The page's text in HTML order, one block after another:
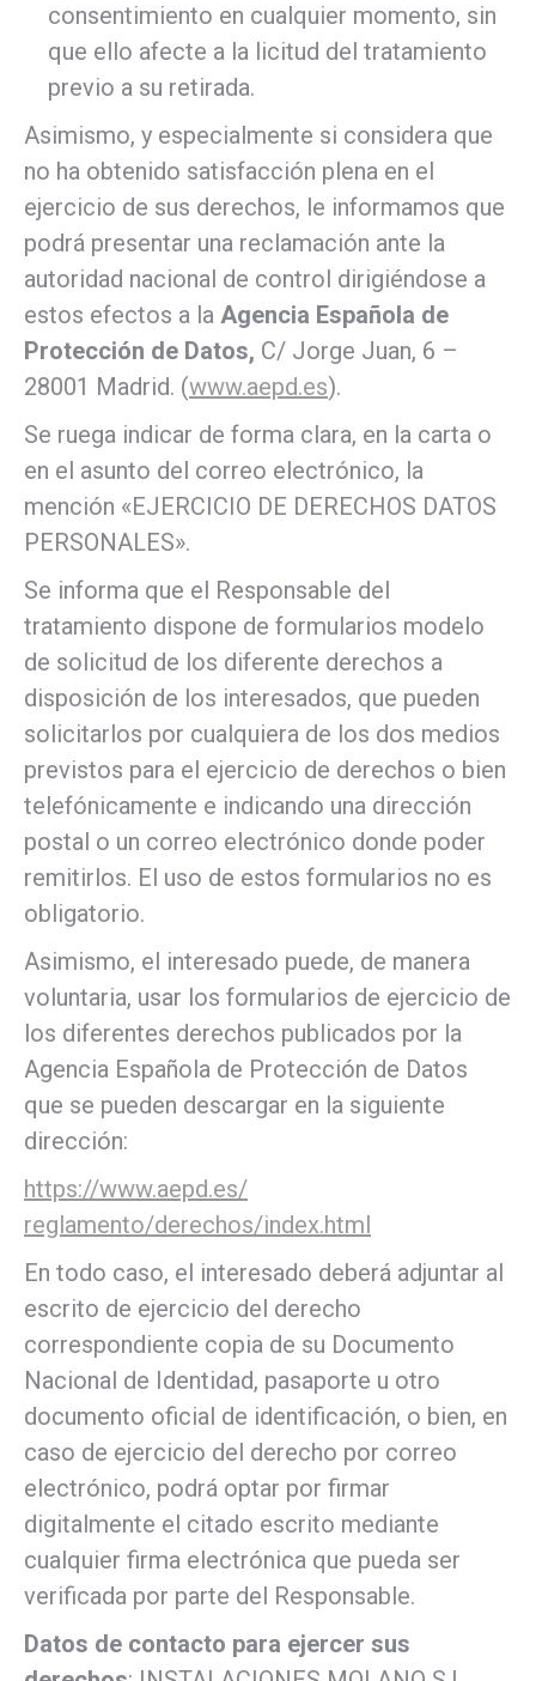
consentimiento en cualquier momento, sin
que ello afecte a la licitud del tratamiento
previo a su retirada.
Asimismo, y especialmente si considera que
no ha obtenido satisfacción plena en el
ejercicio de sus derechos, le informamos que
podrá presentar una reclamación ante la
autoridad nacional de control dirigiéndose a
estos efectos a la Agencia Española de
Protección de Datos, C/ Jorge Juan, 6 –
28001 Madrid. (www.aepd.es).
Se ruega indicar de forma clara, en la carta o
en el asunto del correo electrónico, la
mención «EJERCICIO DE DERECHOS DATOS
PERSONALES».
Se informa que el Responsable del
tratamiento dispone de formularios modelo
de solicitud de los diferente derechos a
disposición de los interesados, que pueden
solicitarlos por cualquiera de los dos medios
previstos para el ejercicio de derechos o bien
telefónicamente e indicando una dirección
postal o un correo electrónico donde poder
remitirlos. El uso de estos formularios no es
obligatorio.
Asimismo, el interesado puede, de manera
voluntaria, usar los formularios de ejercicio de
los diferentes derechos publicados por la
Agencia Española de Protección de Datos
que se pueden descargar en la siguiente
dirección:
https://www.aepd.es/
reglamento/derechos/index.html
En todo caso, el interesado deberá adjuntar al
escrito de ejercicio del derecho
correspondiente copia de su Documento
Nacional de Identidad, pasaporte u otro
documento oficial de identificación, o bien, en
caso de ejercicio del derecho por correo
electrónico, podrá optar por firmar
digitalmente el citado escrito mediante
cualquier firma electrónica que pueda ser
verificada por parte del Responsable.
Datos de contacto para ejercer sus